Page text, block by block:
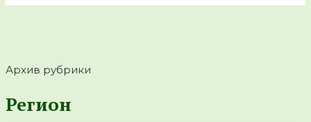
Архив рубрики
Регион